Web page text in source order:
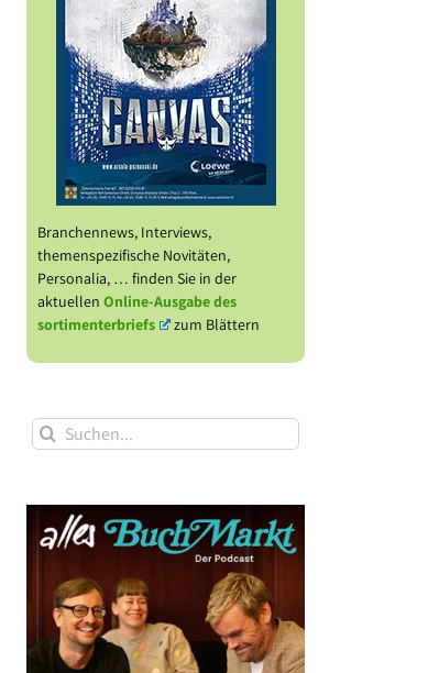
Branchennews, Interviews,
themenspezifische Novitäten,
Personalia, … finden Sie in der
aktuellen Online-Ausgabe des
sortimenterbriefs
zum Blättern
Suche
nach: